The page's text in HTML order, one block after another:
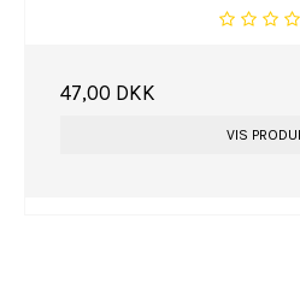
47,00 DKK
VIS